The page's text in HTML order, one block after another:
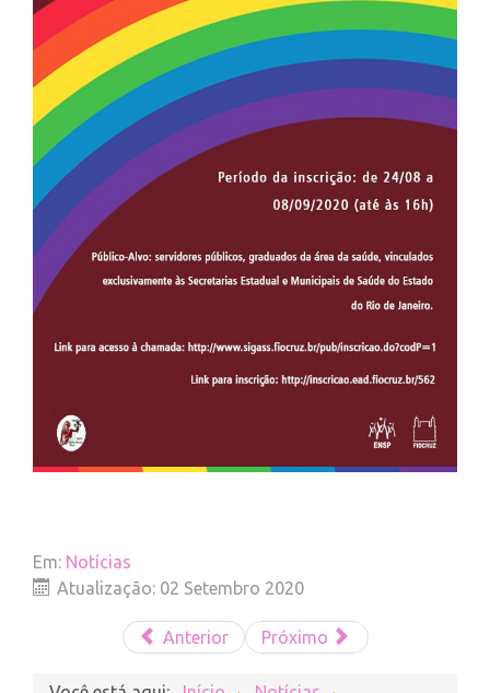
Em: Notícias
Atualização: 02 Setembro 2020
Anterior Próximo